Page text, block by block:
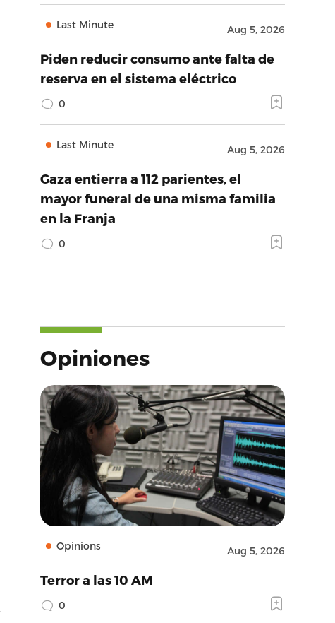
Last Minute Aug 5, 2026
Piden reducir consumo ante falta de
reserva en el sistema eléctrico
0
Last Minute Aug 5, 2026
Gaza entierra a 112 parientes, el
mayor funeral de una misma familia
en la Franja
0
Opiniones
Opinions Aug 5, 2026
Terror a las 10 AM
0